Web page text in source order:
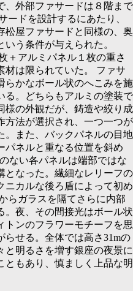
、外部ファサードは８階まで
ードを設計するにあたり、
松屋ファサードと同様の、奥
いう条件が与えられた。
＋アルミパネル１枚の重さ
材は限られていた。 ファサ
らかなボール状のへこみを施
る。どちらもアルミの塗装で
様の外観だが、鋳造や絞り成
方法が選択され、一つ一つが
。また、バックパネルの目地
パネルと重なる位置を斜め
ない各パネルは端部ではな
となった。繊細なレリーフの
ニカルな後ろ盾によって初め
らガラスを隔てさらに内部
。夜、その間接光はボール状
トンのフラワーモチーフを思
らせる。全体では高さ31mの
と明るさを増す銀座の夜景に
ともあり、慎ましく上品な明